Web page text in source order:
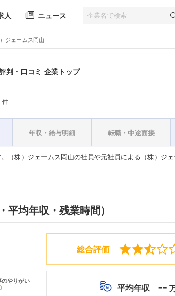
人 ニュース
）ジェームス岡山
判・口コミ 企業トップ
件
年収・給与明細 転職・中途面接
（株）ジェームス岡山の社員や元社員による（株）
均年収・残業時間）
総合評価
平均年収 --